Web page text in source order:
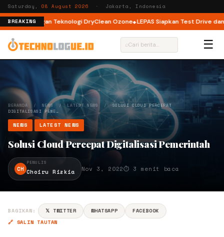
Saturday,08 August 2026 · Jakarta, Indonesia
BREAKING
Load dengan Teknologi DryClean Ozone LEPAS Siapkan Test Drive dan
⌕ ☰
BERANDA / NEWS/ LATEST NEWS /SOLUSI CLOUD PERCEPAT
DIGITALISASI PEME…
NEWS LATEST NEWS
Solusi Cloud Percepat Digitalisasi Pemerintah
CH
PENULIS
Choiru Rizkia Nov 3, 2022⏱ 3 menit baca
BAGIKAN: 𝕏 TWITTER WHATSAPP
FACEBOOK
🔗 SALIN TAUTAN